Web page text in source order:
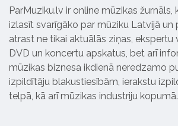
ParMuziku.lv ir online mūzikas žurnāls,
izlasīt svarīgāko par mūziku Latvijā un
atrast ne tikai aktuālās ziņas, ekspertu
DVD un koncertu apskatus, bet arī
mūzikas biznesa ikdienā neredzamo
izpildītāju blakustiesībām, ierakstu
telpā, kā arī mūzikas industriju kopumā.